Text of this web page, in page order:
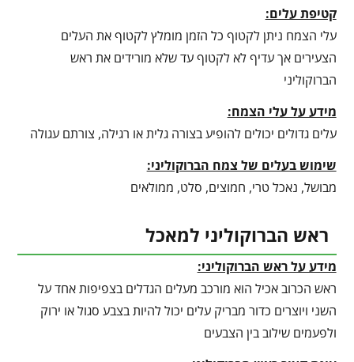
קטיפת עלים:
עלי הצמח ניתן לקטוף כל הזמן מומלץ לקטוף את העלים
הצעירים אך עדיף לא לקטוף עד שלא מורידים את ראש
הברוקוליני
מידע על עלי הצמח:
עלים גדולים יכולים להופיע בצורה גלית או רגילה, צורתם עגולה
שימוש בעלים של צמח הברוקוליני:
מבושל, נאכל טרי, חמוצים, סלט, ממולאים
ראש הברוקוליני למאכל
מידע על ראש הברוקוליני:
ראש הכרוב אכיל הוא מורכב מעלים הגדלים בצפיפות אחד על
השני ויוצרים כדור מבריק עלים יכול להיות בצבע סגול או ירוק
ולפעמים שילוב בין הצבעים